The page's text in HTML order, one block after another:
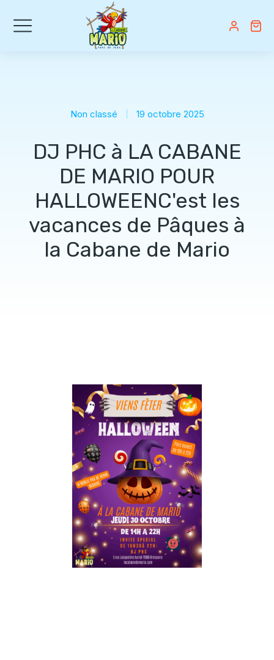
Non classé 19 octobre 2025
DJ PHC à LA CABANE
DE MARIO POUR
HALLOWEENC'est les
vacances de Pâques à
la Cabane de Mario